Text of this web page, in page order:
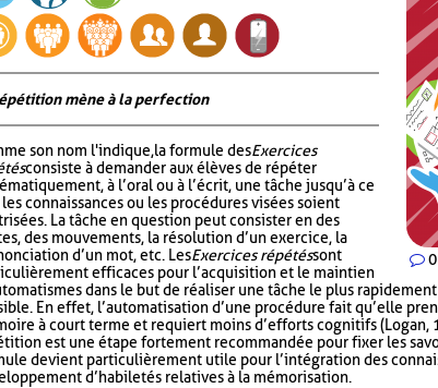
0
mène à la perfection
son nom l'indique, la formule desExercices
consiste à demander aux élèves de répéter
à l’oral ou à l’écrit, une tâche jusqu’à ce
connaissances ou les procédures visées soient
La tâche en question peut consister en des
des mouvements, la résolution d’un exercice, la
d’un mot, etc. LesExercices répétéssont
efficaces pour l’acquisition et le maintien
dans le but de réaliser une tâche le plus
En effet, l’automatisation d’une procédure fait qu’elle
à court terme et requiert moins d’efforts cognitifs (Logan,
est une étape fortement recommandée pour fixer les
devient particulièrement utile pour l’intégration des
d’habiletés relatives à la mémorisation.